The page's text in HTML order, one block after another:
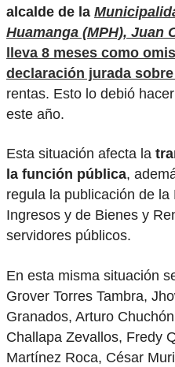
alcalde de la
Huamanga (MPH), Juan
lleva 8 meses como
declaración jurada
rentas. Esto lo debió
este año.
Esta situación afecta la
la función pública,
regula la publicación de
Ingresos y de Bienes y
servidores públicos.
En esta misma situación
Grover Torres Tambra,
Granados, Arturo
Challapa Zevallos, Fredy
Martínez Roca, César